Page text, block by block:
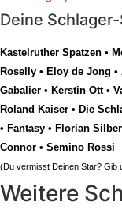
Deine
Kastelruther Spatzen •
Roselly • Eloy de Jong •
Gabalier • Kerstin Ott•
Roland Kaiser • Die
• Fantasy • Florian
Connor • Semino Rossi
(Du vermisst Deinen Star? Gib
Weitere